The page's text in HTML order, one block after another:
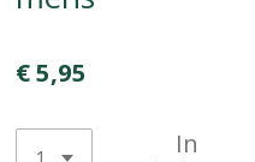
€ 5,95
In